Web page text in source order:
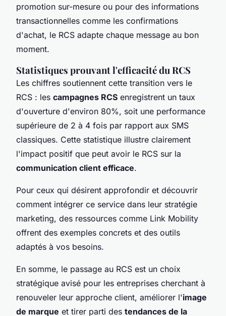
promotion sur-mesure ou pour des informations
transactionnelles comme les confirmations
d'achat, le RCS adapte chaque message au bon
moment.
Statistiques prouvant l'efficacité du RCS
Les chiffres soutiennent cette transition vers le
RCS : les campagnes RCS enregistrent un taux
d'ouverture d'environ 80%, soit une performance
supérieure de 2 à 4 fois par rapport aux SMS
classiques. Cette statistique illustre clairement
l'impact positif que peut avoir le RCS sur la
communication client efficace.
Pour ceux qui désirent approfondir et découvrir
comment intégrer ce service dans leur stratégie
marketing, des ressources comme Link Mobility
offrent des exemples concrets et des outils
adaptés à vos besoins.
En somme, le passage au RCS est un choix
stratégique avisé pour les entreprises cherchant à
renouveler leur approche client, améliorer l'image
de marque et tirer parti des tendances de la